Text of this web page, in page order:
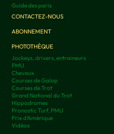
Guide des paris
CONTACTEZ-NOUS
ABONNEMENT
PHOTOTHÈQUE
Jockeys, drivers, entraineurs
PMU
Chevaux
Courses de Galop
Courses de Trot
Grand National du Trot
Hippodromes
Pronostic Turf, PMU
Prix d’Amérique
Vidéos